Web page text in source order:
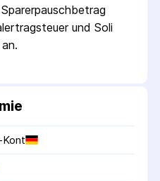
und Soli
Kont